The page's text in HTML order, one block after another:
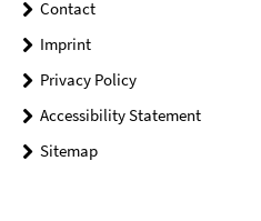
Contact
Imprint
Privacy Policy
Accessibility Statement
Sitemap